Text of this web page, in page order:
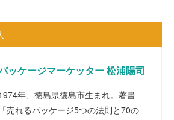
ッケージマーケッター 松浦陽司
年、徳島県徳島市生まれ。著書
「売れるパッケージ5つの法則と70の